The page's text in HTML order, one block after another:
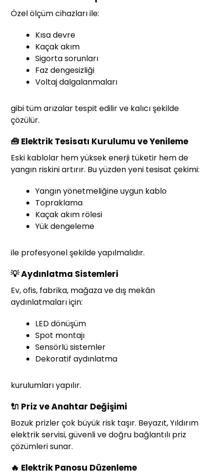
Özel ölçüm cihazları ile:
Kısa devre
Kaçak akım
Sigorta sorunları
Faz dengesizliği
Voltaj dalgalanmaları
gibi tüm arızalar tespit edilir ve kalıcı şekilde
çözülür.
🧰 Elektrik Tesisatı Kurulumu ve Yenileme
Eski kablolar hem yüksek enerji tüketir hem de
yangın riskini artırır. Bu yüzden yeni tesisat çekimi:
Yangın yönetmeliğine uygun kablo
Topraklama
Kaçak akım rölesi
Yük dengeleme
ile profesyonel şekilde yapılmalıdır.
💡 Aydınlatma Sistemleri
Ev, ofis, fabrika, mağaza ve dış mekân
aydınlatmaları için:
LED dönüşüm
Spot montajı
Sensörlü sistemler
Dekoratif aydınlatma
kurulumları yapılır.
🔌 Priz ve Anahtar Değişimi
Bozuk prizler çok büyük risk taşır. Beyazıt, Yıldırım
elektrik servisi, güvenli ve doğru bağlantılı priz
çözümleri sunar.
🔥 Elektrik Panosu Düzenleme